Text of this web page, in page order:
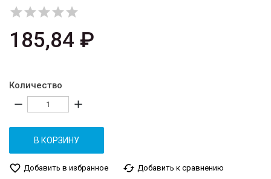

185,84 ₽
Количество
remove add
В КОРЗИНУ
favorite_border Добавить в избранное cached Добавить к сравнению